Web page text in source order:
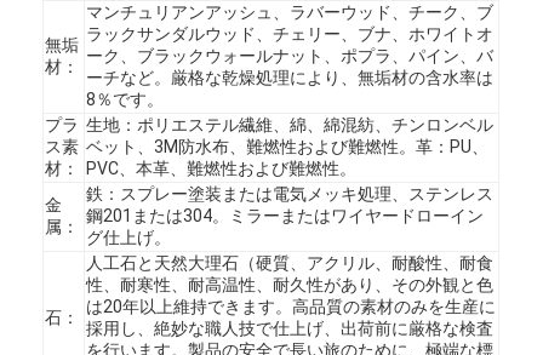
ホーム
製品
無垢
材：
マンチュリアンアッシュ、ラバーウッド、チーク、ブ
ラックサンダルウッド、チェリー、ブナ、ホワイトオ
ーク、ブラックウォールナット、ポプラ、パイン、バ
ーチなど。厳格な乾燥処理により、無垢材の含水率は
8％です。
プラ
ス素
材：
生地：ポリエステル繊維、綿、綿混紡、チンロンベル
ベット、3M防水布、難燃性および難燃性。革：PU、
PVC、本革、難燃性および難燃性。
金
属：
鉄：スプレー塗装または電気メッキ処理、ステンレス
鋼201または304。ミラーまたはワイヤードローイン
グ仕上げ。
石：
人工石と天然大理石（硬質、アクリル、耐酸性、耐食
性、耐寒性、耐高温性、耐久性があり、その外観と色
は20年以上維持できます。高品質の素材のみを生産に
採用し、絶妙な職人技で仕上げ、出荷前に厳格な検査
を行います。製品の安全で長い旅のために、極端な標